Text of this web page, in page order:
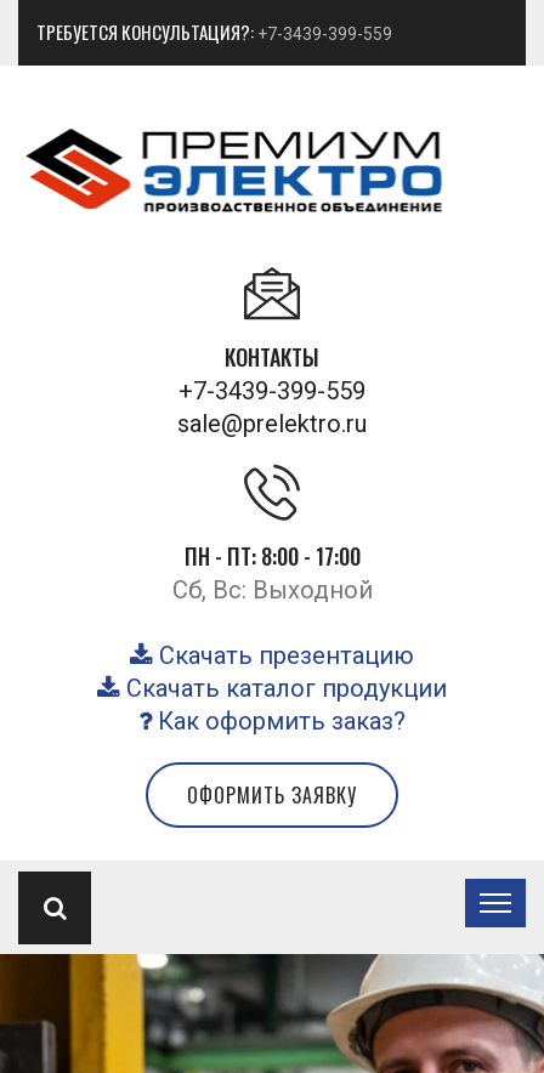
ТРЕБУЕТСЯ КОНСУЛЬТАЦИЯ?: +7-3439-399-559
КОНТАКТЫ
+7-3439-399-559
sale@prelektro.ru
ПН - ПТ: 8:00 - 17:00
Сб, Вс: Выходной
Скачать презентацию
Скачать каталог продукции
Как оформить заказ?
ОФОРМИТЬ ЗАЯВКУ